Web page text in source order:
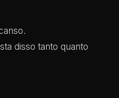
disso tanto quanto